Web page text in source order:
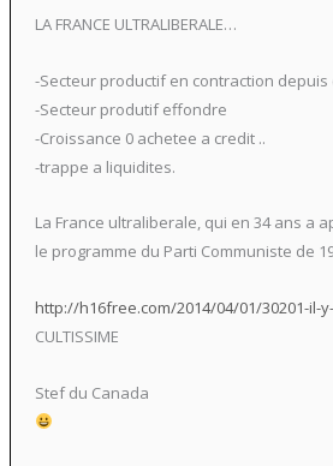
LA FRANCE ULTRALIBERALE…
-Secteur productif en contraction
-Secteur produtif effondre
-Croissance 0 achetee a credit ..
-trappe a liquidites.
La France ultraliberale, qui en 34 ans a
le programme du Parti Communiste de
http://h16free.com/2014/04/01/30201-il-
CULTISSIME
Stef du Canada